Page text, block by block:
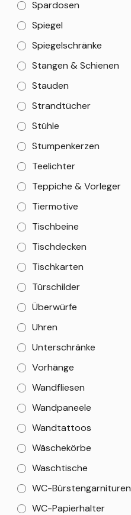
Spardosen
Spiegel
Spiegelschränke
Stangen & Schienen
Stauden
Strandtücher
Stühle
Stumpenkerzen
Teelichter
Teppiche & Vorleger
Tiermotive
Tischbeine
Tischdecken
Tischkarten
Türschilder
Überwürfe
Uhren
Unterschränke
Vorhänge
Wandfliesen
Wandpaneele
Wandtattoos
Wäschekörbe
Waschtische
WC-Bürstengarnituren
WC-Papierhalter